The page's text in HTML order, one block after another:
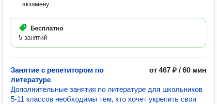
экзамену
Бесплатно
5 занятий
Занятие с репетитором по
литературе
от 467 ₽ / 60 мин
Дополнительные занятия по литературе для школьников
5-11 классов необходимы тем, кто хочет укрепить свои